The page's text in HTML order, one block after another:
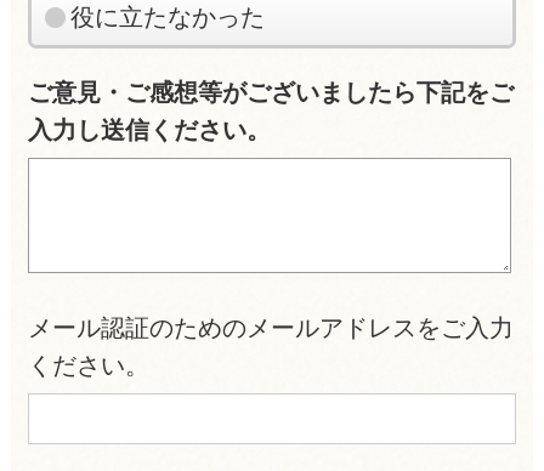
役に立たなかった
ご意見・ご感想等がございましたら下記をご
入力し送信ください。
メール認証のためのメールアドレスをご入力
ください。